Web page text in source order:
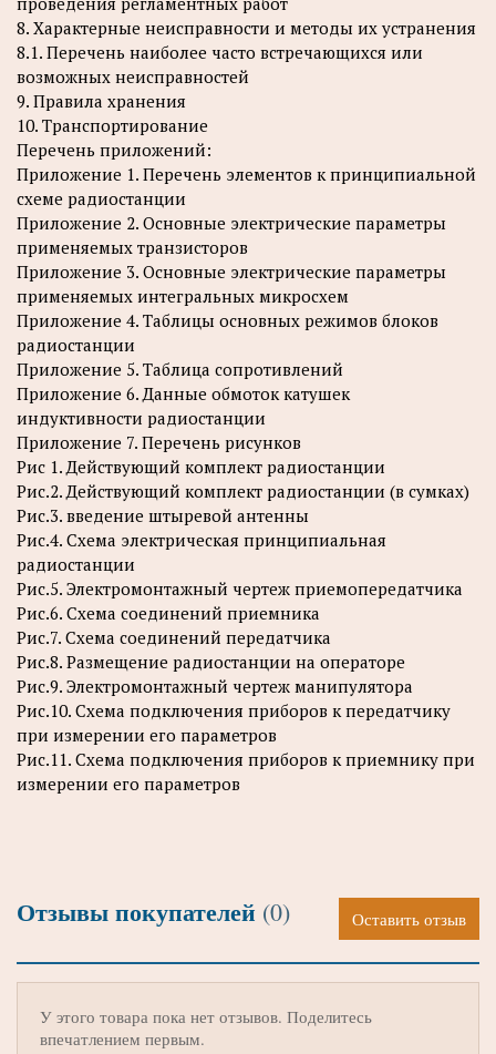
8. Характерные неисправности и методы их устранения
8.1. Перечень наиболее часто встречающихся или
возможных неисправностей
9. Правила хранения
10. Транспортирование
Перечень приложений:
Приложение 1. Перечень элементов к принципиальной
схеме радиостанции
Приложение 2. Основные электрические параметры
применяемых транзисторов
Приложение 3. Основные электрические параметры
применяемых интегральных микросхем
Приложение 4. Таблицы основных режимов блоков
радиостанции
Приложение 5. Таблица сопротивлений
Приложение 6. Данные обмоток катушек
индуктивности радиостанции
Приложение 7. Перечень рисунков
Рис 1. Действующий комплект радиостанции
Рис.2. Действующий комплект радиостанции (в сумках)
Рис.3. введение штыревой антенны
Рис.4. Схема электрическая принципиальная
радиостанции
Рис.5. Электромонтажный чертеж приемопередатчика
Рис.6. Схема соединений приемника
Рис.7. Схема соединений передатчика
Рис.8. Размещение радиостанции на операторе
Рис.9. Электромонтажный чертеж манипулятора
Рис.10. Схема подключения приборов к передатчику
при измерении его параметров
Рис.11. Схема подключения приборов к приемнику при
измерении его параметров
Отзывы покупателей (0) Оставить отзыв
У этого товара пока нет отзывов. Поделитесь
впечатлением первым.